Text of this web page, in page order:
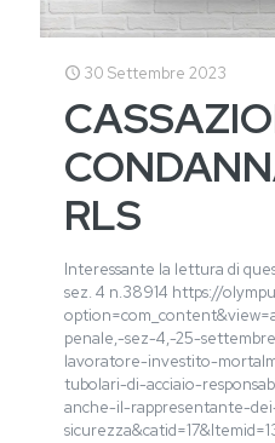
30 Settembre 2023
RLS
Interessante la lettura di
sez. 4 n.38914 https://
penale,-sez-4,-25-
lavoratore-investito-
tubolari-di-acciaio-
anche-il-rappresentante-